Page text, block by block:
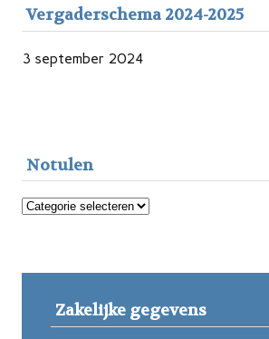
Vergaderschema 2024-2025
3 september 2024
Notulen
Notulen
Zakelijke gegevens